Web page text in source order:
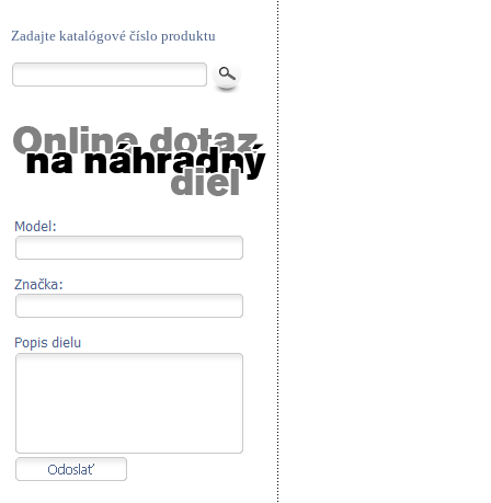
Zadajte katalógové číslo produktu